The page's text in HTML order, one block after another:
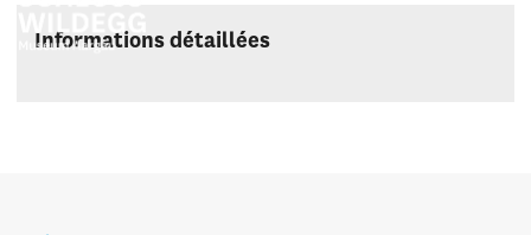
Informations détaillées